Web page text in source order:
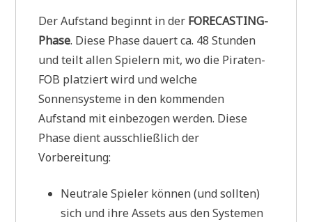
Der Aufstand beginnt in der FORECASTING-
Phase. Diese Phase dauert ca. 48 Stunden
und teilt allen Spielern mit, wo die Piraten-
FOB platziert wird und welche
Sonnensysteme in den kommenden
Aufstand mit einbezogen werden. Diese
Phase dient ausschließlich der
Vorbereitung:
Neutrale Spieler können (und sollten)
sich und ihre Assets aus den Systemen